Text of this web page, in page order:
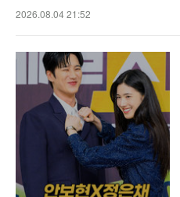
2026.08.04 21:52